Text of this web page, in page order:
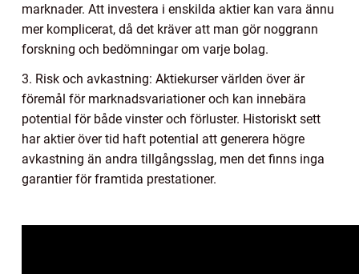
marknader. Att investera i enskilda aktier kan vara ännu
mer komplicerat, då det kräver att man gör noggrann
forskning och bedömningar om varje bolag.
3. Risk och avkastning: Aktiekurser världen över är
föremål för marknadsvariationer och kan innebära
potential för både vinster och förluster. Historiskt sett
har aktier över tid haft potential att generera högre
avkastning än andra tillgångsslag, men det finns inga
garantier för framtida prestationer.